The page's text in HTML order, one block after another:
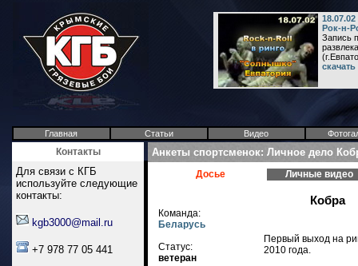
Рок-н-
Запись
Главная Статьи Видео
Контакты
Для связи с КГБ
используйте следующие
контакты:
kgb3000@mail.ru
+7 978 77 05 441
Анкеты спортсменок: Личное дело
Досье Личные видео
Команда:
Беларусь
Статус:
ветеран
Кобра
Первый выход на
2010 года.